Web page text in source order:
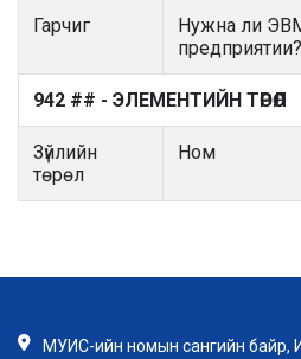
Гарчиг
Нужна ли
предприятии?
942 ## - ЭЛЕМЕНТИЙН ТӨРӨЛ
Зүйлийн
төрөл
Ном
МУИС-ийн номын сангийн байр,